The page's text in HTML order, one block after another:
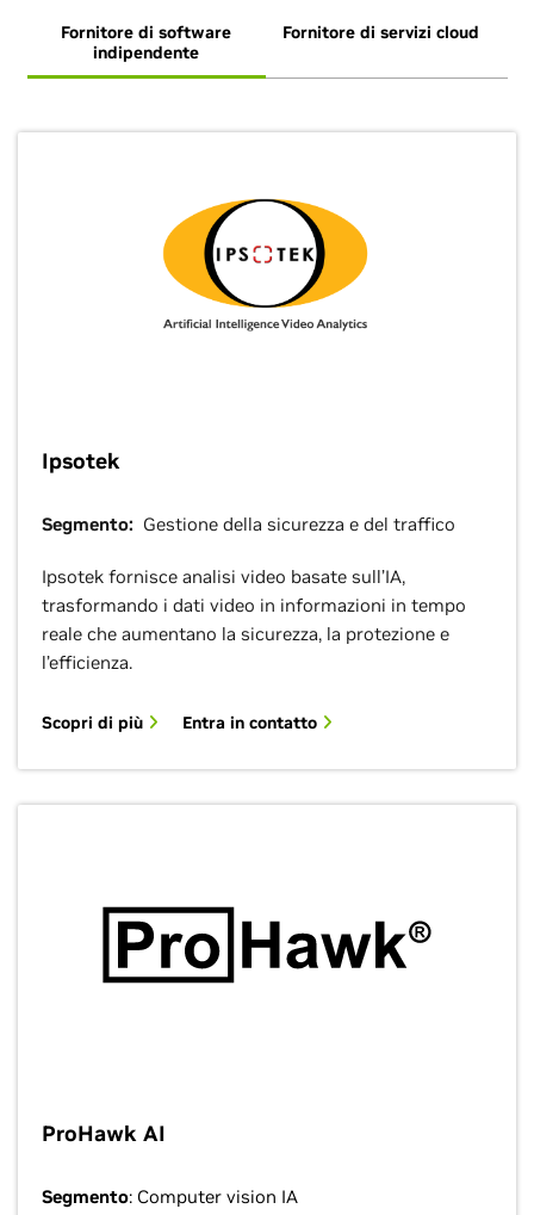
Fornitore di software
indipendente
Fornitore di servizi cloud
Ipsotek
Segmento: Gestione della sicurezza e del traffico
Ipsotek fornisce analisi video basate sull’IA,
trasformando i dati video in informazioni in tempo
reale che aumentano la sicurezza, la protezione e
l’efficienza.
Scopri di più Entra in contatto
ProHawk AI
Segmento: Computer vision IA